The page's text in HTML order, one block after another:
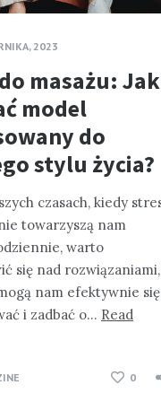
2023
masażu: Jak
model
do
stylu życia?
czasach, kiedy
towarzyszą nam
warto
się nad rozwiązaniami,
nam efektywnie się
i zadbać o… Read
0